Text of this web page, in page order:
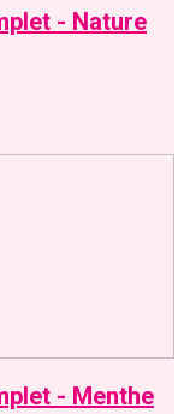
- Nature
- Menthe